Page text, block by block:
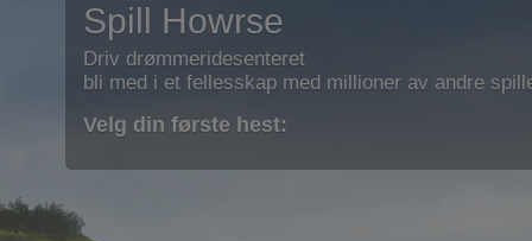
Spill Howrse
Driv drømmeridesenteret
bli med i et fellesskap med millioner av andre
Velg din første hest: